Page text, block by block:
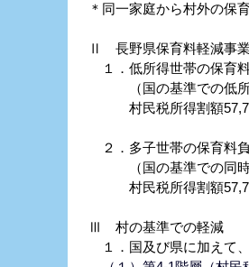
＊同一家庭から村外の保
Ⅱ 長野県保育料軽減事業
１．低所得世帯の保育
（国の基準での低所得
村民税所得割額57,700
２．多子世帯の保育料
（国の基準での同時入
村民税所得割額57,700
Ⅲ 村の基準での軽減
１．国及び県に加えて